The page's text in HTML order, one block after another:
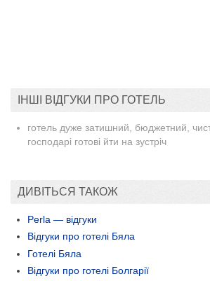
ІНШІ ВІДГУКИ ПРО ГОТЕЛЬ
готель дуже затишний, бюджетний,
господарі готові йти на зустріч
ДИВІТЬСЯ ТАКОЖ
Perla — відгуки
Відгуки про готелі Бяла
Готелі Бяла
Відгуки про готелі Болгарії